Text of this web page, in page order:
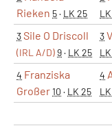
Rieken 5· LK 25
3Sile O Driscoll
(IRL A/D)9· LK 25
3
4 Franziska
Großer10 · LK 25
4